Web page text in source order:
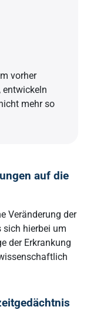
vorher
mehr so
auf die
Veränderung der
sich hierbei um
der Erkrankung